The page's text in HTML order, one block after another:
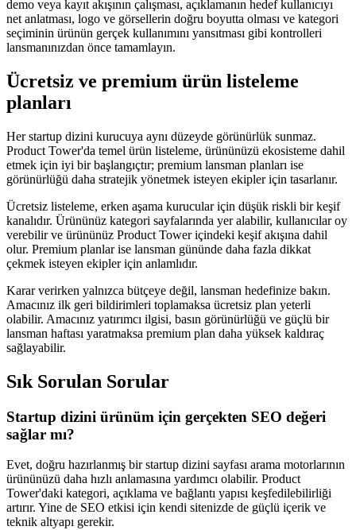
demo veya kayıt akışının çalışması, açıklamanın hedef kullanıcıyı
net anlatması, logo ve görsellerin doğru boyutta olması ve kategori
seçiminin ürünün gerçek kullanımını yansıtması gibi kontrolleri
lansmanınızdan önce tamamlayın.
Ücretsiz ve premium ürün listeleme
planları
Her startup dizini kurucuya aynı düzeyde görünürlük sunmaz.
Product Tower'da temel ürün listeleme, ürününüzü ekosisteme dahil
etmek için iyi bir başlangıçtır; premium lansman planları ise
görünürlüğü daha stratejik yönetmek isteyen ekipler için tasarlanır.
Ücretsiz listeleme, erken aşama kurucular için düşük riskli bir keşif
kanalıdır. Ürününüz kategori sayfalarında yer alabilir, kullanıcılar oy
verebilir ve ürününüz Product Tower içindeki keşif akışına dahil
olur. Premium planlar ise lansman gününde daha fazla dikkat
çekmek isteyen ekipler için anlamlıdır.
Karar verirken yalnızca bütçeye değil, lansman hedefinize bakın.
Amacınız ilk geri bildirimleri toplamaksa ücretsiz plan yeterli
olabilir. Amacınız yatırımcı ilgisi, basın görünürlüğü ve güçlü bir
lansman haftası yaratmaksa premium plan daha yüksek kaldıraç
sağlayabilir.
Sık Sorulan Sorular
Startup dizini ürünüm için gerçekten SEO değeri
sağlar mı?
Evet, doğru hazırlanmış bir startup dizini sayfası arama motorlarının
ürününüzü daha hızlı anlamasına yardımcı olabilir. Product
Tower'daki kategori, açıklama ve bağlantı yapısı keşfedilebilirliği
artırır. Yine de SEO etkisi için kendi sitenizde de güçlü içerik ve
teknik altyapı gerekir.